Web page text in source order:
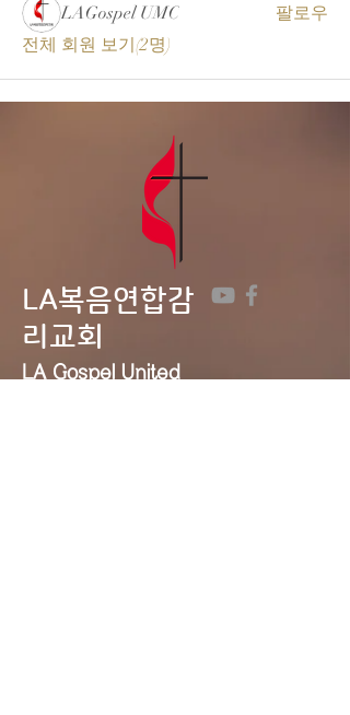
LAGospel UMC
팔로우
전체 회원 보기(2명)
LA복음연합감
리교회
LA Gospel United